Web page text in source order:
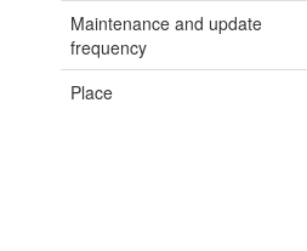
Maintenance and update
frequency
Place